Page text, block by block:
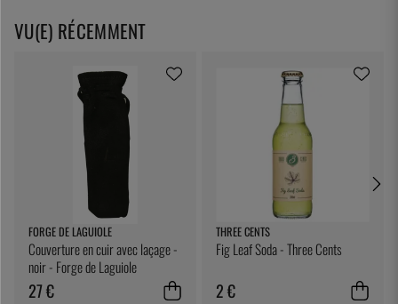
VU(E) RÉCEMMENT
FORGE DE LAGUIOLE
Couverture en cuir avec laçage -
noir - Forge de Laguiole
27 €
THREE CENTS
Fig Leaf Soda - Three Cents
2 €